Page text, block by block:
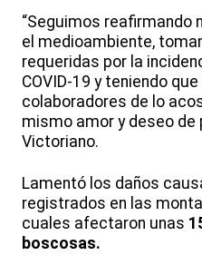
“Seguimos reafirmando
el medioambiente,
requeridas por la
COVID-19 y teniendo
colaboradores de lo
mismo amor y deseo de
Victoriano.
Lamentó los daños
registrados en las
cuales afectaron unas
boscosas.